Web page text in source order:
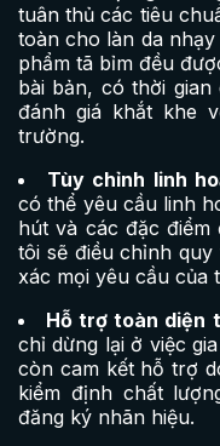
tuân thủ các tiêu
toàn cho làn da
phẩm tã bỉm đều
bài bản, có thời
đánh giá khắt khe
trường.
Tùy chỉnh linh
có thể yêu cầu linh
hút và các đặc điểm
tôi sẽ điều chỉnh
xác mọi yêu cầu của
Hỗ trợ toàn diện
chỉ dừng lại ở việc
còn cam kết hỗ trợ
kiểm định chất
đăng ký nhãn hiệu.